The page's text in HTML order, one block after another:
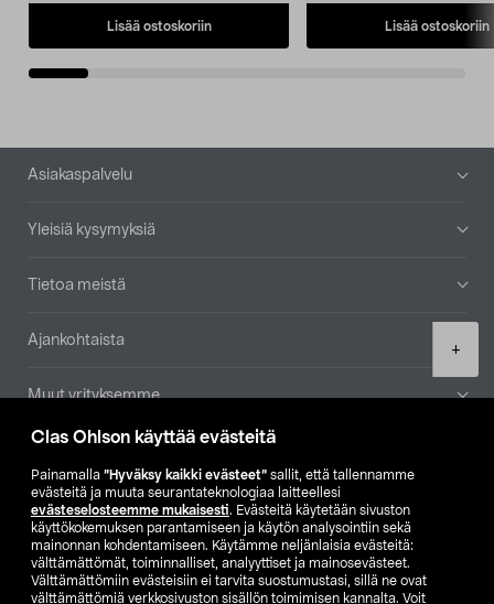
Clas Ohlson käyttää evästeitä
Painamalla ”Hyväksy kaikki evästeet” sallit, että tallennamme
evästeitä ja muuta seurantateknologiaa laitteellesi
evästeselosteemme mukaisesti. Evästeitä käytetään sivuston
käyttökokemuksen parantamiseen ja käytön analysointiin sekä
mainonnan kohdentamiseen. Käytämme neljänlaisia evästeitä:
välttämättömät, toiminnalliset, analyyttiset ja mainosevästeet.
Välttämättömiin evästeisiin ei tarvita suostumustasi, sillä ne ovat
välttämättömiä verkkosivuston sisällön toimimisen kannalta. Voit
+
Lisää ostoskoriin Lisää ostoskoriin
Alatunniste
Asiakaspalvelu
Yleisiä kysymyksiä
Tietoa meistä
Ajankohtaista
Muut yrityksemme
Etsi myymälä
SE NO FI
FI SV